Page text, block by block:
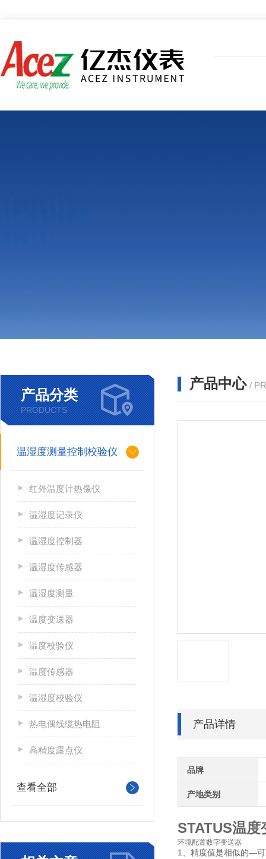
产品中心 /
产品详情
品牌
产地类别
STATUS温
环境配置数字变送器
1、精度值是相似的—
产品分类
PRODUCTS
温湿度测量控制校验仪
红外温度计热像仪
温湿度记录仪
温湿度控制器
温湿度传感器
温湿度测量
温度变送器
温度校验仪
温度传感器
温湿度校验仪
热电偶线缆热电阻
高精度露点仪
查看全部